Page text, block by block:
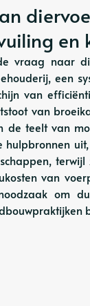
vraag naar
een
van
van
de teelt van
van
om